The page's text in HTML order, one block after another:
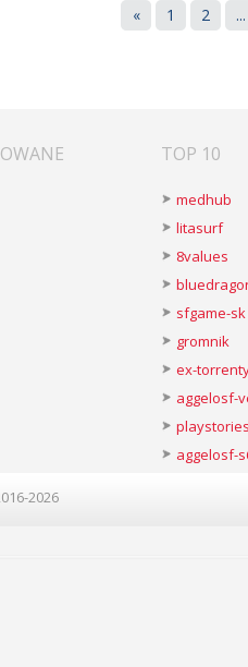
« 1 2 ...
TOP 10
medhub
litasurf
8values
sfgame-sk
gromnik
ex-
aggelosf-
aggelosf-
2026